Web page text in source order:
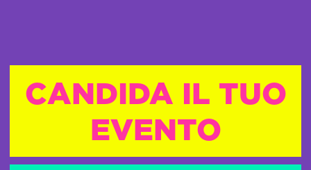
CANDIDA IL TUO
EVENTO